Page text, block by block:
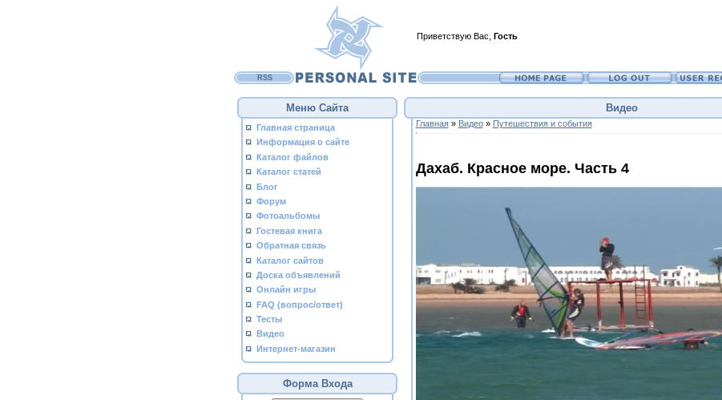
Приветствую Вас Гость
RSS
Меню Сайта
Главная страница
Информация о сайте
Каталог файлов
Каталог статей
Блог
Форум
Фотоальбомы
Гостевая книга
Обратная связь
Каталог сайтов
Доска объявлений
Онлайн игры
FAQ (вопрос/ответ)
Тесты
Видео
Интернет-магазин
Форма Входа
Видео
Главная» Видео» Путешествия и события
Дахаб. Красное море. Часть 4